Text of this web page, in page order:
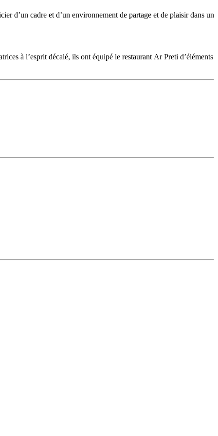
d’un cadre et d’un environnement de partage et de plaisir dans un
à l’esprit décalé, ils ont équipé le restaurant Ar Preti d’éléments
vit également dans l’assiette avec 95% de produits frais finement
(création de société, recherche de financement, démarches
experts du recrutement de personnel en restauration.
la gestion d’un restaurant Ar Preti :